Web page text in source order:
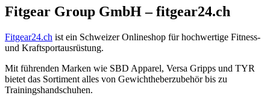
Fitgear Group GmbH – fitgear24.ch
Fitgear24.ch ist ein Schweizer Onlineshop für hochwertige Fitness-
und Kraftsportausrüstung.
Mit führenden Marken wie SBD Apparel, Versa Gripps und TYR
bietet das Sortiment alles von Gewichtheberzubehör bis zu
Trainingshandschuhen.